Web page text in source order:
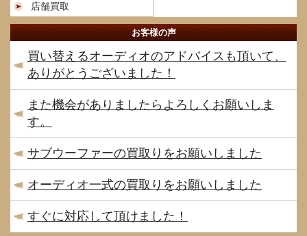
店舗買取
お客様の声
買い替えるオーディオのアドバイスも頂いて、
ありがとうございました！
また機会がありましたらよろしくお願いしま
す。
サブウーファーの買取りをお願いしました
オーディオ一式の買取りをお願いしました
すぐに対応して頂けました！